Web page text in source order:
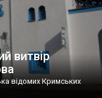
витвір
відомих Кримських